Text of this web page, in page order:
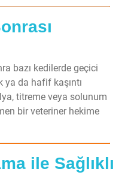
bazı kedilerde geçici
ya da hafif kaşıntı
titreme veya solunum
bir veteriner hekime
ile Sağlıklı